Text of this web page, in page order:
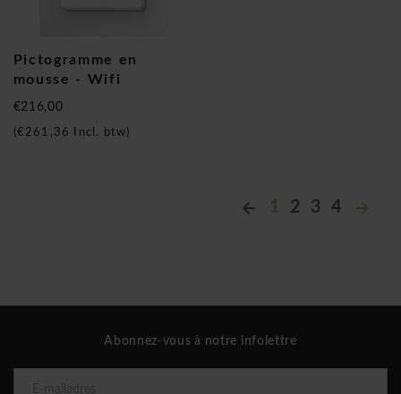
Pictogramme en
mousse - Wifi
€216,00
(€261,36 Incl. btw)
1 2 3 4
Abonnez-vous à notre infolettre